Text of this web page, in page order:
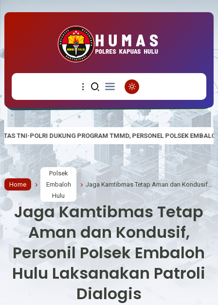
TMMD, PERSONEL POLSEK EMBALOH HULU IKUT REHABILITASI
Home
Polsek
Embaloh
Hulu
Jaga Kamtibmas Tetap Aman dan Kondusif, Personil Polsek Embaloh Hulu Laksanakan Patroli Dialogis
Jaga Kamtibmas Tetap
Aman dan Kondusif,
Personil Polsek Embaloh
Hulu Laksanakan Patroli
Dialogis